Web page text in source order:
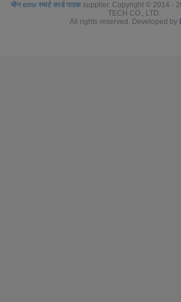
चीन emv स्मार्ट कार्ड पाठकsupplier. Copyright © 2014 -
TECH CO., LTD.
All rights reserved. Developed by